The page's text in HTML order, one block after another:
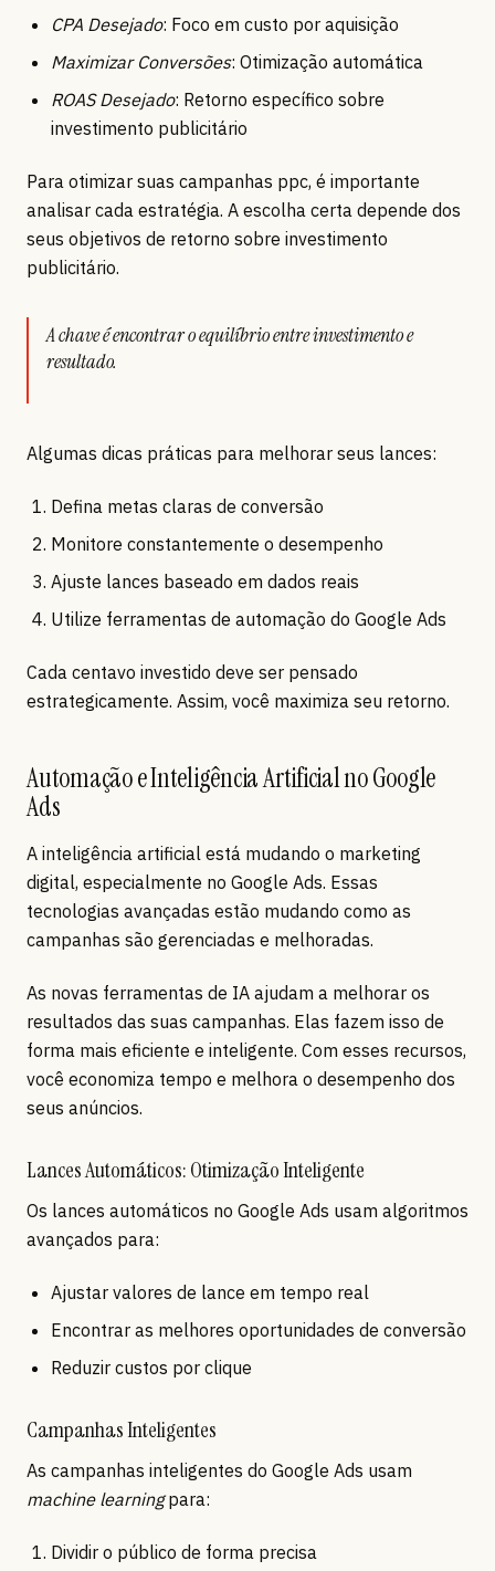
CPA Desejado: Foco em custo por aquisição
Maximizar Conversões: Otimização automática
ROAS Desejado: Retorno específico sobre
investimento publicitário
Para otimizar suas campanhas ppc, é importante
analisar cada estratégia. A escolha certa depende dos
seus objetivos de retorno sobre investimento
publicitário.
A chave é encontrar o equilíbrio entre investimento e
resultado.
Algumas dicas práticas para melhorar seus lances:
Defina metas claras de conversão
Monitore constantemente o desempenho
Ajuste lances baseado em dados reais
Utilize ferramentas de automação do Google Ads
Cada centavo investido deve ser pensado
estrategicamente. Assim, você maximiza seu retorno.
Automação e Inteligência Artificial no Google
Ads
A inteligência artificial está mudando o marketing
digital, especialmente no Google Ads. Essas
tecnologias avançadas estão mudando como as
campanhas são gerenciadas e melhoradas.
As novas ferramentas de IA ajudam a melhorar os
resultados das suas campanhas. Elas fazem isso de
forma mais eficiente e inteligente. Com esses recursos,
você economiza tempo e melhora o desempenho dos
seus anúncios.
Lances Automáticos: Otimização Inteligente
Os lances automáticos no Google Ads usam algoritmos
avançados para:
Ajustar valores de lance em tempo real
Encontrar as melhores oportunidades de conversão
Reduzir custos por clique
Campanhas Inteligentes
As campanhas inteligentes do Google Ads usam
machine learningpara:
Dividir o público de forma precisa